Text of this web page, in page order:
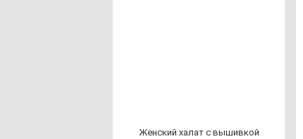
Жен­ский ха­лат с вы­шив­кой